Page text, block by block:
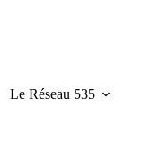
Le Réseau 535